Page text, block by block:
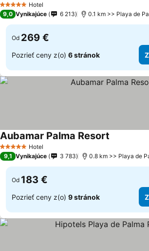
5 Počet hviezdičiek
Hotel
9,0 Vynikajúce 6 213 0.1 km >> Playa de
Od 269 €
Pozrieť ceny z(o) 6 stránok
5 Počet hviezdičiek
Hotel
Aubamar Palma Resort
9,1 Vynikajúce 3 783 0.8 km >> Playa de
Od 183 €
Pozrieť ceny z(o) 9 stránok